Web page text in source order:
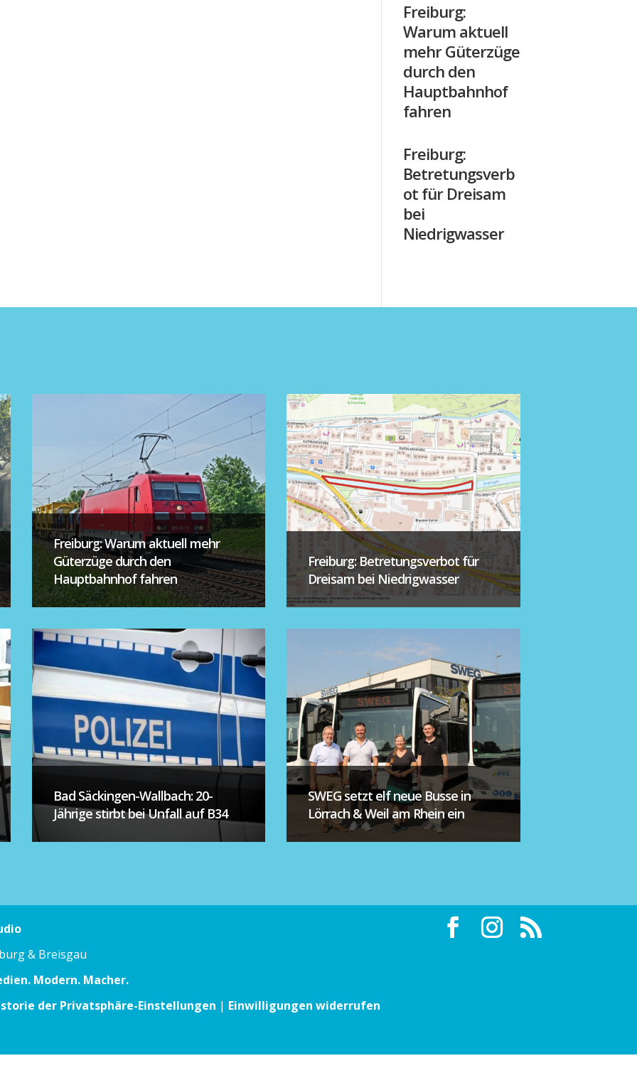
Freiburg:
Warum aktuell
mehr Güterzüge
durch den
Hauptbahnhof
fahren
Freiburg:
Betretungsverb
ot für Dreisam
bei
Niedrigwasser
Freiburg: Warum aktuell mehr
Güterzüge durch den
Hauptbahnhof fahren
Freiburg: Betretungsverbot für
Dreisam bei Niedrigwasser
Bad Säckingen-Wallbach: 20-
Jährige stirbt bei Unfall auf B34
SWEG setzt elf neue Busse in
Lörrach & Weil am Rhein ein
& Breisgau
Modern. Macher.
der Privatsphäre-Einstellungen | Einwilligungen widerrufen